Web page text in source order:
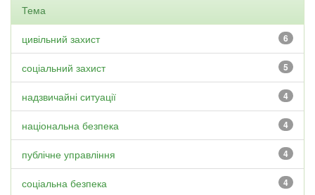
Тема
6
цивільний захист
5
соціальний захист
4
надзвичайні ситуації
4
національна безпека
4
публічне управління
4
соціальна безпека